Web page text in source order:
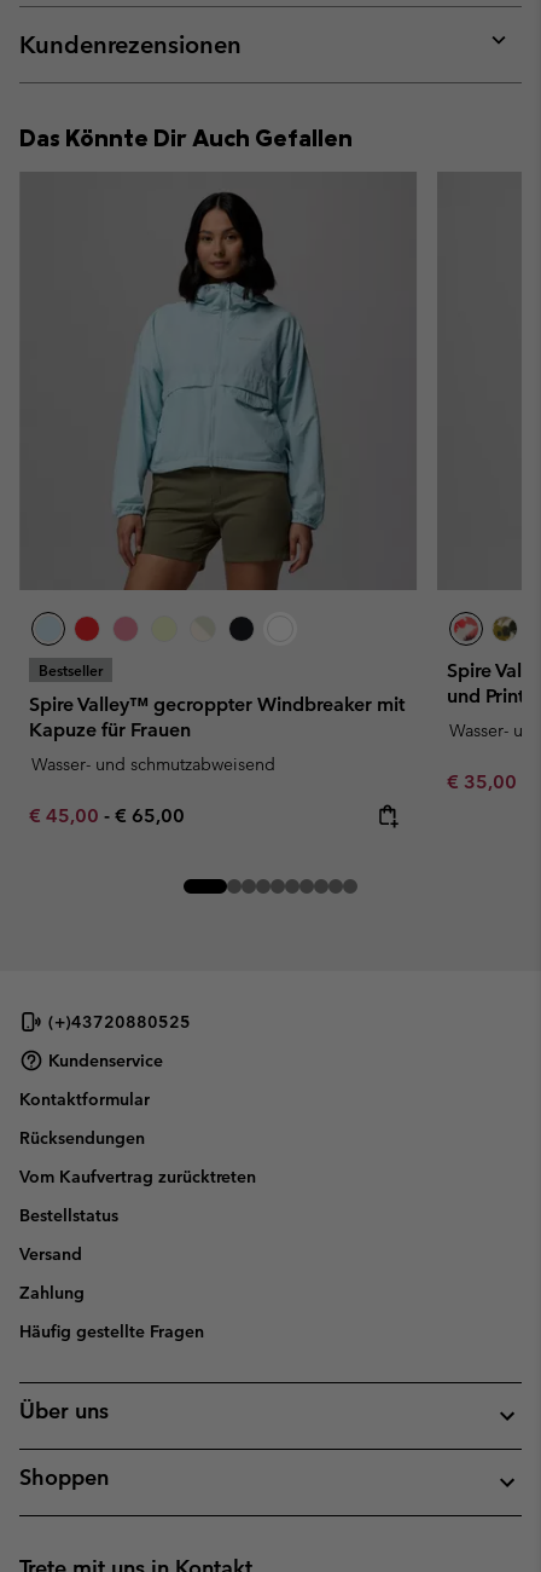
or
Kundenrezensionen
or
Das Könnte Dir Auch Gefallen
Bestseller
Spire Valley™ gecroppter Windbreaker mit
Kapuze für Frauen
Wasser- und schmutzabweisend
Minimum sale price:
€ 45,00 - Maximum price:
€ 65,00
Spire
und Print
Wasser-
Minimum
€ 35,00
(+)43720880525
Kundenservice
Kontaktformular
Rücksendungen
Vom Kaufvertrag zurücktreten
Bestellstatus
Versand
Zahlung
Häufig gestellte Fragen
Über uns
Shoppen